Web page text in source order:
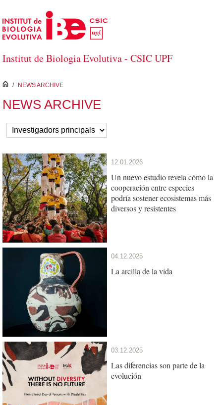
Saltar al contenido principal
Institut de Biologia Evolutiva - CSIC UPF
inici
/ NEWS ARCHIVE
NEWS ARCHIVE
12.01.2026
Un nuevo estudio revela cómo la
cooperación entre especies
podría sostener ecosistemas más
diversos y resistentes
04.12.2025
La arcilla de la vida
03.12.2025
Las diferencias son parte de la
evolución